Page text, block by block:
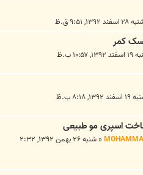
۹:۵۱ ق.ظ
کمر
۱۰:۵۷ ب.ظ
۸:۱۸ ب.ظ
اسپری مو طبیعی
«
شنبه ۲۶ بهمن ۱۳۹۲, ۲:۳۲